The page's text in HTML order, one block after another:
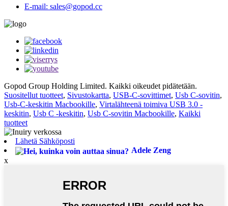
E-mail: sales@gopod.cc
Gopod Group Holding Limited. Kaikki oikeudet pidätetään.
Suositellut tuotteet, Sivustokartta, USB-C-sovittimet, Usb C-sovitin,
Usb-C-keskitin Macbookille, Virtalähteenä toimiva USB 3.0 -
keskitin, Usb C -keskitin, Usb C-sovitin Macbookille, Kaikki
tuotteet
Lähetä Sähköposti
Adele Zeng
x